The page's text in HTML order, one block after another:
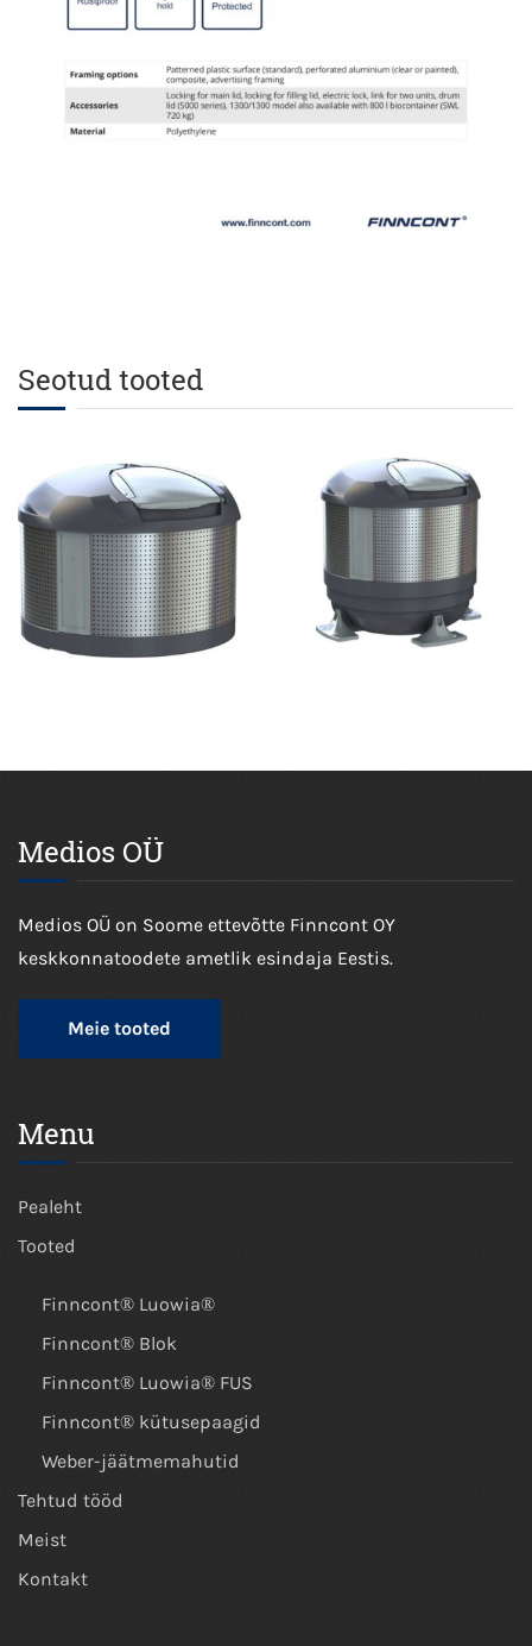
Seotud tooted
Medios OÜ
Medios OÜ on Soome ettevõtte Finncont OY
keskkonnatoodete ametlik esindaja Eestis.
Meie tooted
Menu
Pealeht
Tooted
Finncont® Luowia®
Finncont® Blok
Finncont® Luowia® FUS
Finncont® kütusepaagid
Weber-jäätmemahutid
Tehtud tööd
Meist
Kontakt